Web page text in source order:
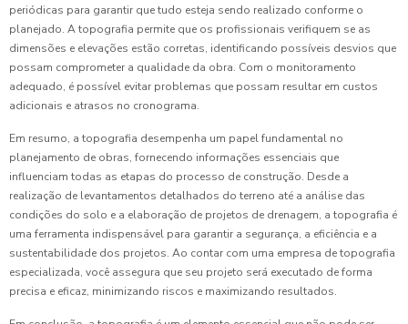
periódicas para garantir que tudo esteja sendo realizado conforme o
planejado. A topografia permite que os profissionais verifiquem se as
dimensões e elevações estão corretas, identificando possíveis desvios que
possam comprometer a qualidade da obra. Com o monitoramento
adequado, é possível evitar problemas que possam resultar em custos
adicionais e atrasos no cronograma.
Em resumo, a topografia desempenha um papel fundamental no
planejamento de obras, fornecendo informações essenciais que
influenciam todas as etapas do processo de construção. Desde a
realização de levantamentos detalhados do terreno até a análise das
condições do solo e a elaboração de projetos de drenagem, a topografia é
uma ferramenta indispensável para garantir a segurança, a eficiência e a
sustentabilidade dos projetos. Ao contar com uma empresa de topografia
especializada, você assegura que seu projeto será executado de forma
precisa e eficaz, minimizando riscos e maximizando resultados.